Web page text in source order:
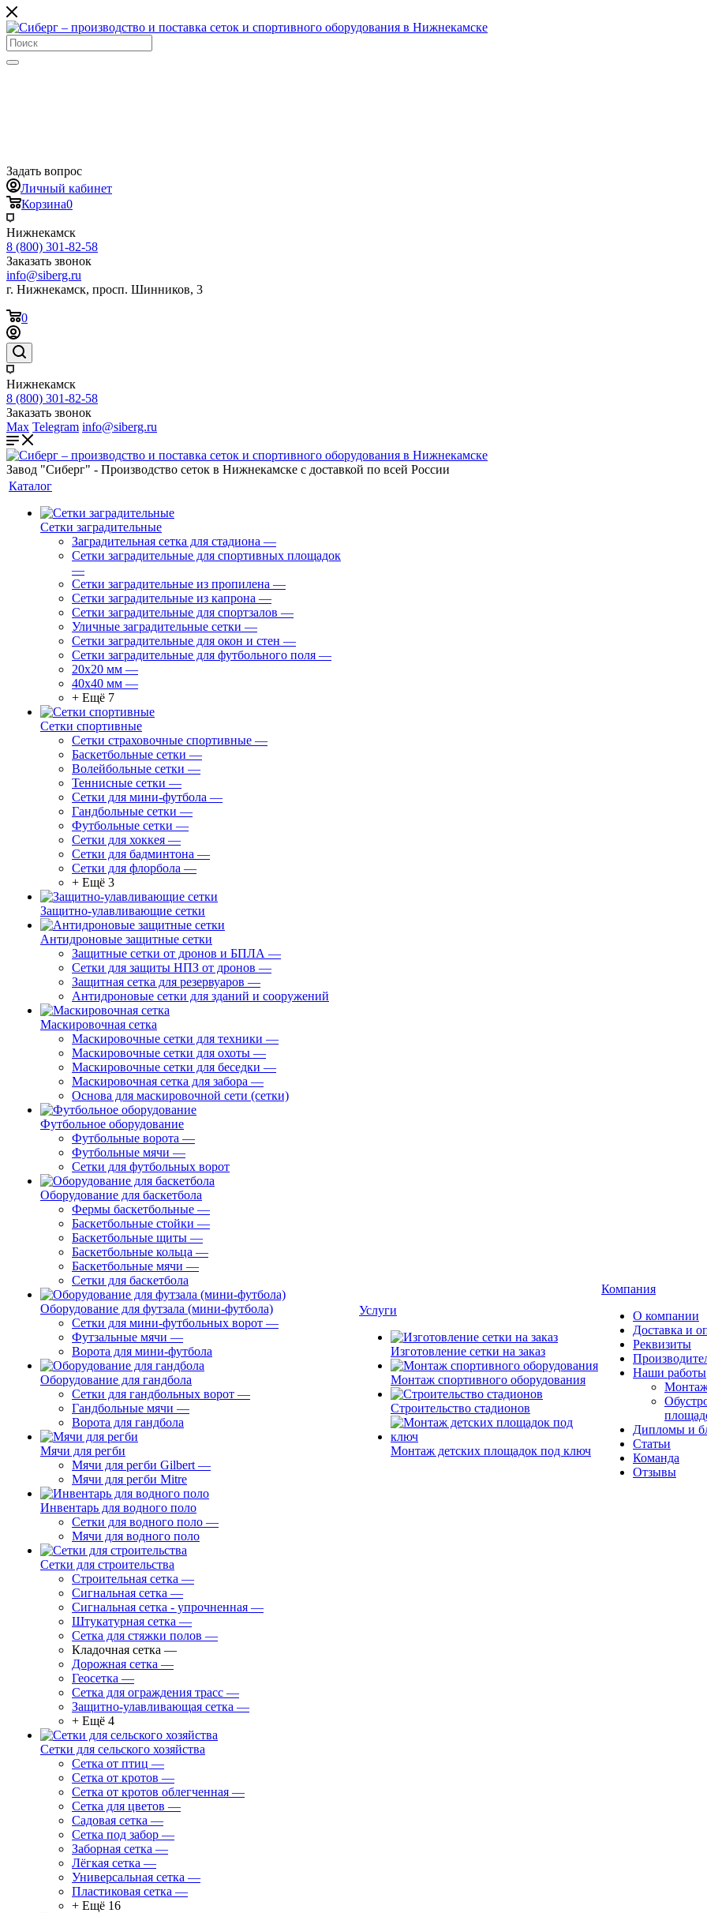
Задать вопрос
Личный кабинет
Корзина0
Нижнекамск
8 (800) 301-82-58
Заказать звонок
info@siberg.ru
г. Нижнекамск, просп. Шинников, 3
0
Нижнекамск
8 (800) 301-82-58
Заказать звонок
Max Telegram info@siberg.ru
Завод "Сиберг" - Производство сеток в Нижнекамске с доставкой по всей России
Каталог
Сетки заградительные
Заградительная сетка для стадиона —
Сетки заградительные для спортивных площадок
—
Сетки заградительные из пропилена —
Сетки заградительные из капрона —
Сетки заградительные для спортзалов —
Уличные заградительные сетки —
Сетки заградительные для окон и стен —
Сетки заградительные для футбольного поля —
20х20 мм —
40х40 мм —
+ Ещё 7
Сетки спортивные
Сетки страховочные спортивные —
Баскетбольные сетки —
Волейбольные сетки —
Теннисные сетки —
Сетки для мини-футбола —
Гандбольные сетки —
Футбольные сетки —
Сетки для хоккея —
Сетки для бадминтона —
Сетки для флорбола —
+ Ещё 3
Защитно-улавливающие сетки
Антидроновые защитные сетки
Защитные сетки от дронов и БПЛА —
Сетки для защиты НПЗ от дронов —
Защитная сетка для резервуаров —
Антидроновые сетки для зданий и сооружений
Маскировочная сетка
Маскировочные сетки для техники —
Маскировочные сетки для охоты —
Маскировочные сетки для беседки —
Маскировочная сетка для забора —
Основа для маскировочной сети (сетки)
Футбольное оборудование
Футбольные ворота —
Футбольные мячи —
Сетки для футбольных ворот
Оборудование для баскетбола
Фермы баскетбольные —
Баскетбольные стойки —
Баскетбольные щиты —
Баскетбольные кольца —
Баскетбольные мячи —
Сетки для баскетбола
Оборудование для футзала (мини-футбола)
Сетки для мини-футбольных ворот —
Футзальные мячи —
Ворота для мини-футбола
Оборудование для гандбола
Сетки для гандбольных ворот —
Гандбольные мячи —
Ворота для гандбола
Мячи для регби
Мячи для регби Gilbert —
Мячи для регби Mitre
Инвентарь для водного поло
Сетки для водного поло —
Мячи для водного поло
Сетки для строительства
Строительная сетка —
Сигнальная сетка —
Сигнальная сетка - упрочненная —
Штукатурная сетка —
Сетка для стяжки полов —
Кладочная сетка —
Дорожная сетка —
Геосетка —
Сетка для ограждения трасс —
Защитно-улавливающая сетка —
+ Ещё 4
Сетки для сельского хозяйства
Сетка от птиц —
Сетка от кротов —
Сетка от кротов облегченная —
Сетка для цветов —
Садовая сетка —
Сетка под забор —
Заборная сетка —
Лёгкая сетка —
Универсальная сетка —
Пластиковая сетка —
+ Ещё 16
Услуги
Изготовление сетки на заказ
Монтаж спортивного оборудования
Строительство стадионов
Монтаж детских площадок под ключ
Компания
О компании
Доставка и
Реквизиты
Наши работы
Дипломы и
Статьи
Команда
Отзывы